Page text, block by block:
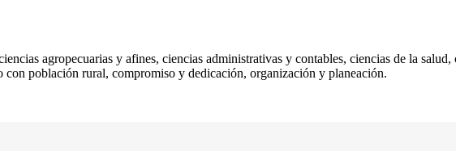
agropecuarias y afines, ciencias administrativas y contables, ciencias de la
con población rural, compromiso y dedicación, organización y planeación.